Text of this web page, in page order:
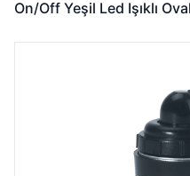
On/Off Yeşil Led Işıklı